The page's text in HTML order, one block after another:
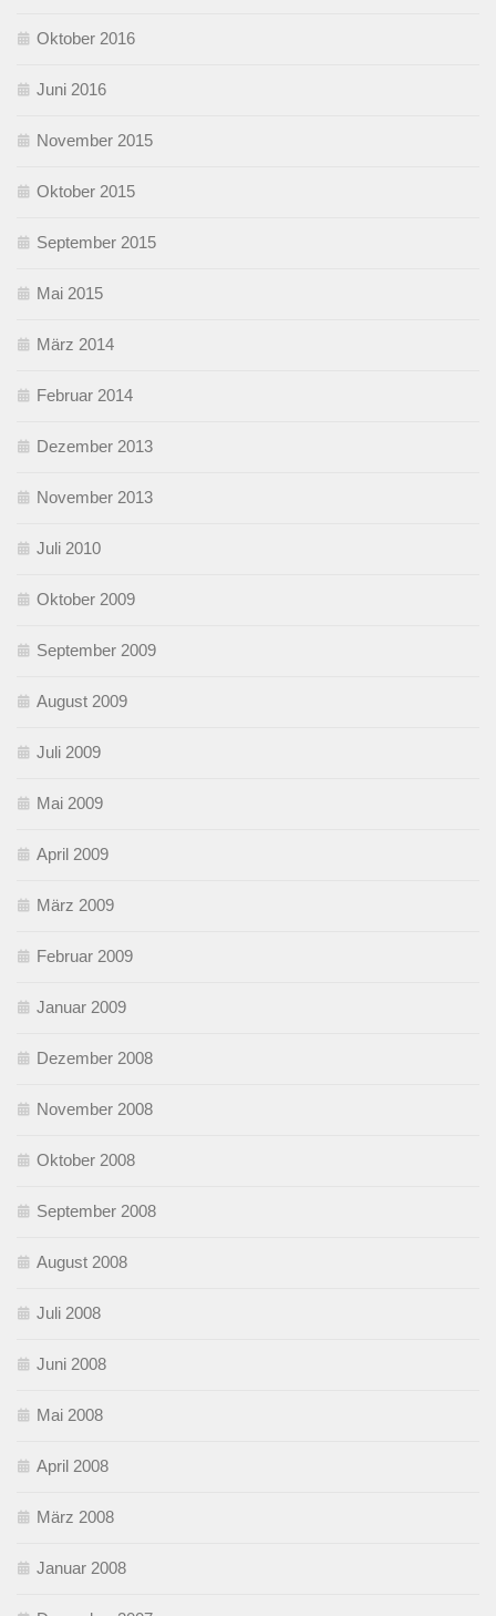
Oktober 2016
Juni 2016
November 2015
Oktober 2015
September 2015
Mai 2015
März 2014
Februar 2014
Dezember 2013
November 2013
Juli 2010
Oktober 2009
September 2009
August 2009
Juli 2009
Mai 2009
April 2009
März 2009
Februar 2009
Januar 2009
Dezember 2008
November 2008
Oktober 2008
September 2008
August 2008
Juli 2008
Juni 2008
Mai 2008
April 2008
März 2008
Januar 2008